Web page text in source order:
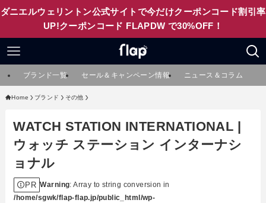
ダニエルウェリントン公式サイトで今だけクーポンコード割引率
UP!クーポンコード FLAPDW で30%OFF！
ブランド一覧 セール＆キャンペーン情報 ニュース＆コラム
Home ブランド その他
WATCH STATION INTERNATIONAL |
ウォッチ ステーション インターナシ
ョナル
PR Warning: Array to string conversion in
/home/sgwk/flap-flap.jp/public_html/wp-